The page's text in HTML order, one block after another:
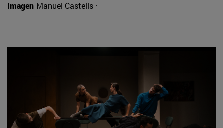
Imagen Manuel Castells ·